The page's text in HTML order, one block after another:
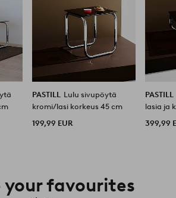
PASTILL
Lulu sivupöytä
kromi/lasi korkeus 45 cm
199,99 EUR
PASTILL
lasia ja
399,99
your favourites